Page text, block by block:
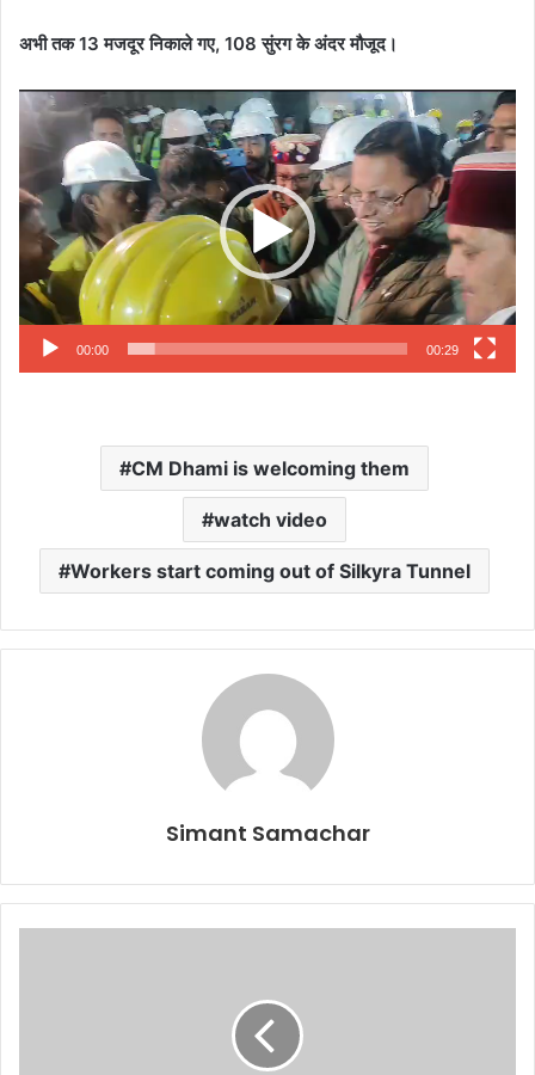
अभी तक 13 मजदूर निकाले गए, 108 सुंरग के अंदर मौजूद।
Video
Player
00:00 00:29
CM Dhami is welcoming them
watch video
Workers start coming out of Silkyra Tunnel
Simant Samachar